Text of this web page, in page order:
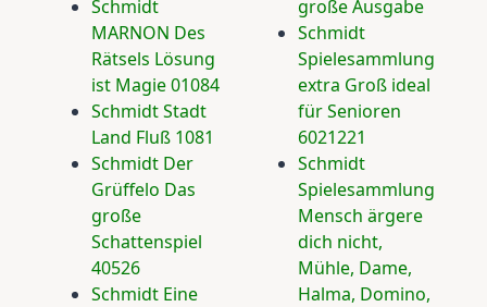
Schmidt
MARNON Des
Rätsels Lösung
ist Magie 01084
Schmidt Stadt
Land Fluß 1081
Schmidt Der
Grüffelo Das
große
Schattenspiel
40526
Schmidt Eine
große Ausgabe
Schmidt
Spielesammlung
extra Groß ideal
für Senioren
6021221
Schmidt
Spielesammlung
Mensch ärgere
dich nicht,
Mühle, Dame,
Halma, Domino,